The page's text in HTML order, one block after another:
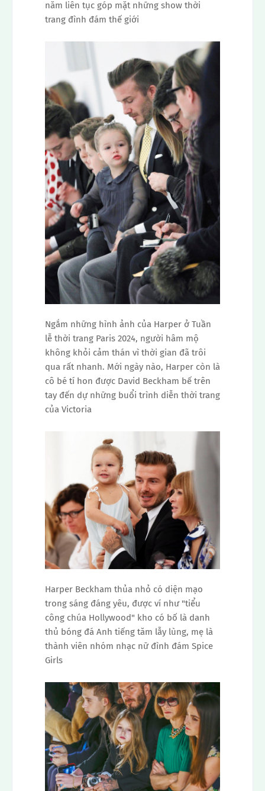
năm liên tục góp mặt những show thời
trang đình đám thế giới
Ngắm những hình ảnh của Harper ở Tuần
lễ thời trang Paris 2024, người hâm mộ
không khỏi cảm thán vì thời gian đã trôi
qua rất nhanh. Mới ngày nào, Harper còn là
cô bé tí hon được David Beckham bế trên
tay đến dự những buổi trình diễn thời trang
của Victoria
Harper Beckham thủa nhỏ có diện mạo
trong sáng đáng yêu, được ví như "tiểu
công chúa Hollywood" kho có bố là danh
thủ bóng đá Anh tiếng tăm lẫy lùng, mẹ là
thành viên nhóm nhạc nữ đình đám Spice
Girls